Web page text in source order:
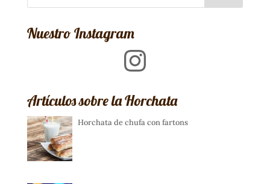
Nuestro Instagram
Instagram
Artículos sobre la Horchata
Horchata de chufa con fartons